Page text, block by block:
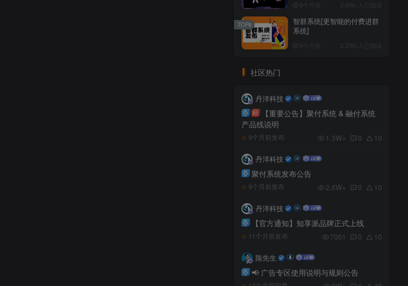
9个月前 2.6W+人已阅读
智群系统[更智能的付费进群
系统]
9个月前 2.2W+人已阅读
TOP6
社区热门
丹洋科技
精
【重要公告】聚付系统 & 融付系统
产品线说明
9个月前发布 1.3W+ 0 10
丹洋科技
聚付系统发布公告
9个月前发布 2.6W+ 0 10
丹洋科技
【官方通知】知享派品牌正式上线
11个月前发布 7051 0 10
陈先生
📢 广告专区使用说明与规则公告